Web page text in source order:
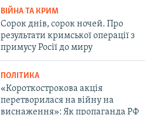
ВІЙНА ТА КРИМ
Сорок днів, сорок ночей. Про
результати кримської операції з
примусу Росії до миру
ПОЛІТИКА
«Короткострокова акція
перетворилася на війну на
виснаження»: Як пропаганда РФ